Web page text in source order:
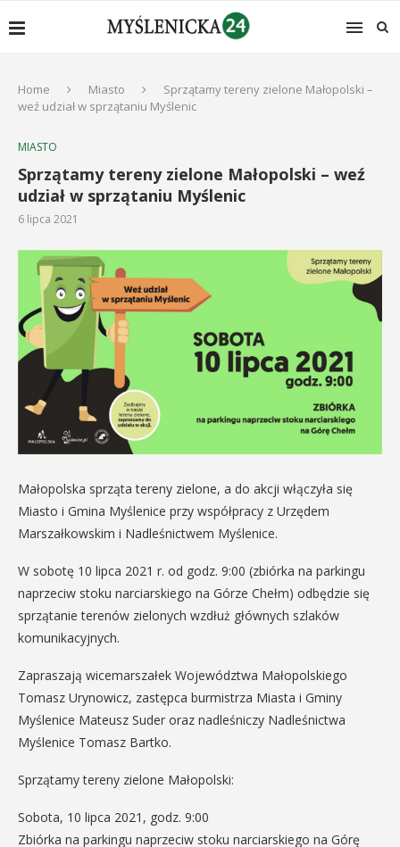
Home Miasto
Sprzątamy tereny zielone Małopolski –
weź udział w sprzątaniu Myślenic
MIASTO
Sprzątamy tereny zielone Małopolski – weź
udział w sprzątaniu Myślenic
6 lipca 2021
Małopolska sprząta tereny zielone, a do akcji włączyła się
Miasto i Gmina Myślenice przy współpracy z Urzędem
Marszałkowskim i Nadleśnictwem Myślenice.
W sobotę 10 lipca 2021 r. od godz. 9:00 (zbiórka na parkingu
naprzeciw stoku narciarskiego na Górze Chełm) odbędzie się
sprzątanie terenów zielonych wzdłuż głównych szlaków
komunikacyjnych.
Zapraszają wicemarszałek Województwa Małopolskiego
Tomasz Urynowicz, zastępca burmistrza Miasta i Gminy
Myślenice Mateusz Suder oraz nadleśniczy Nadleśnictwa
Myślenice Tomasz Bartko.
Sprzątamy tereny zielone Małopolski:
Sobota, 10 lipca 2021, godz. 9:00
Zbiórka na parkingu naprzeciw stoku narciarskiego na Górę